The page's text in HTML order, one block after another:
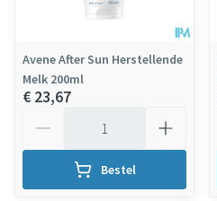
Avene After Sun Herstellende
Melk 200ml
€ 23,67
Bestel